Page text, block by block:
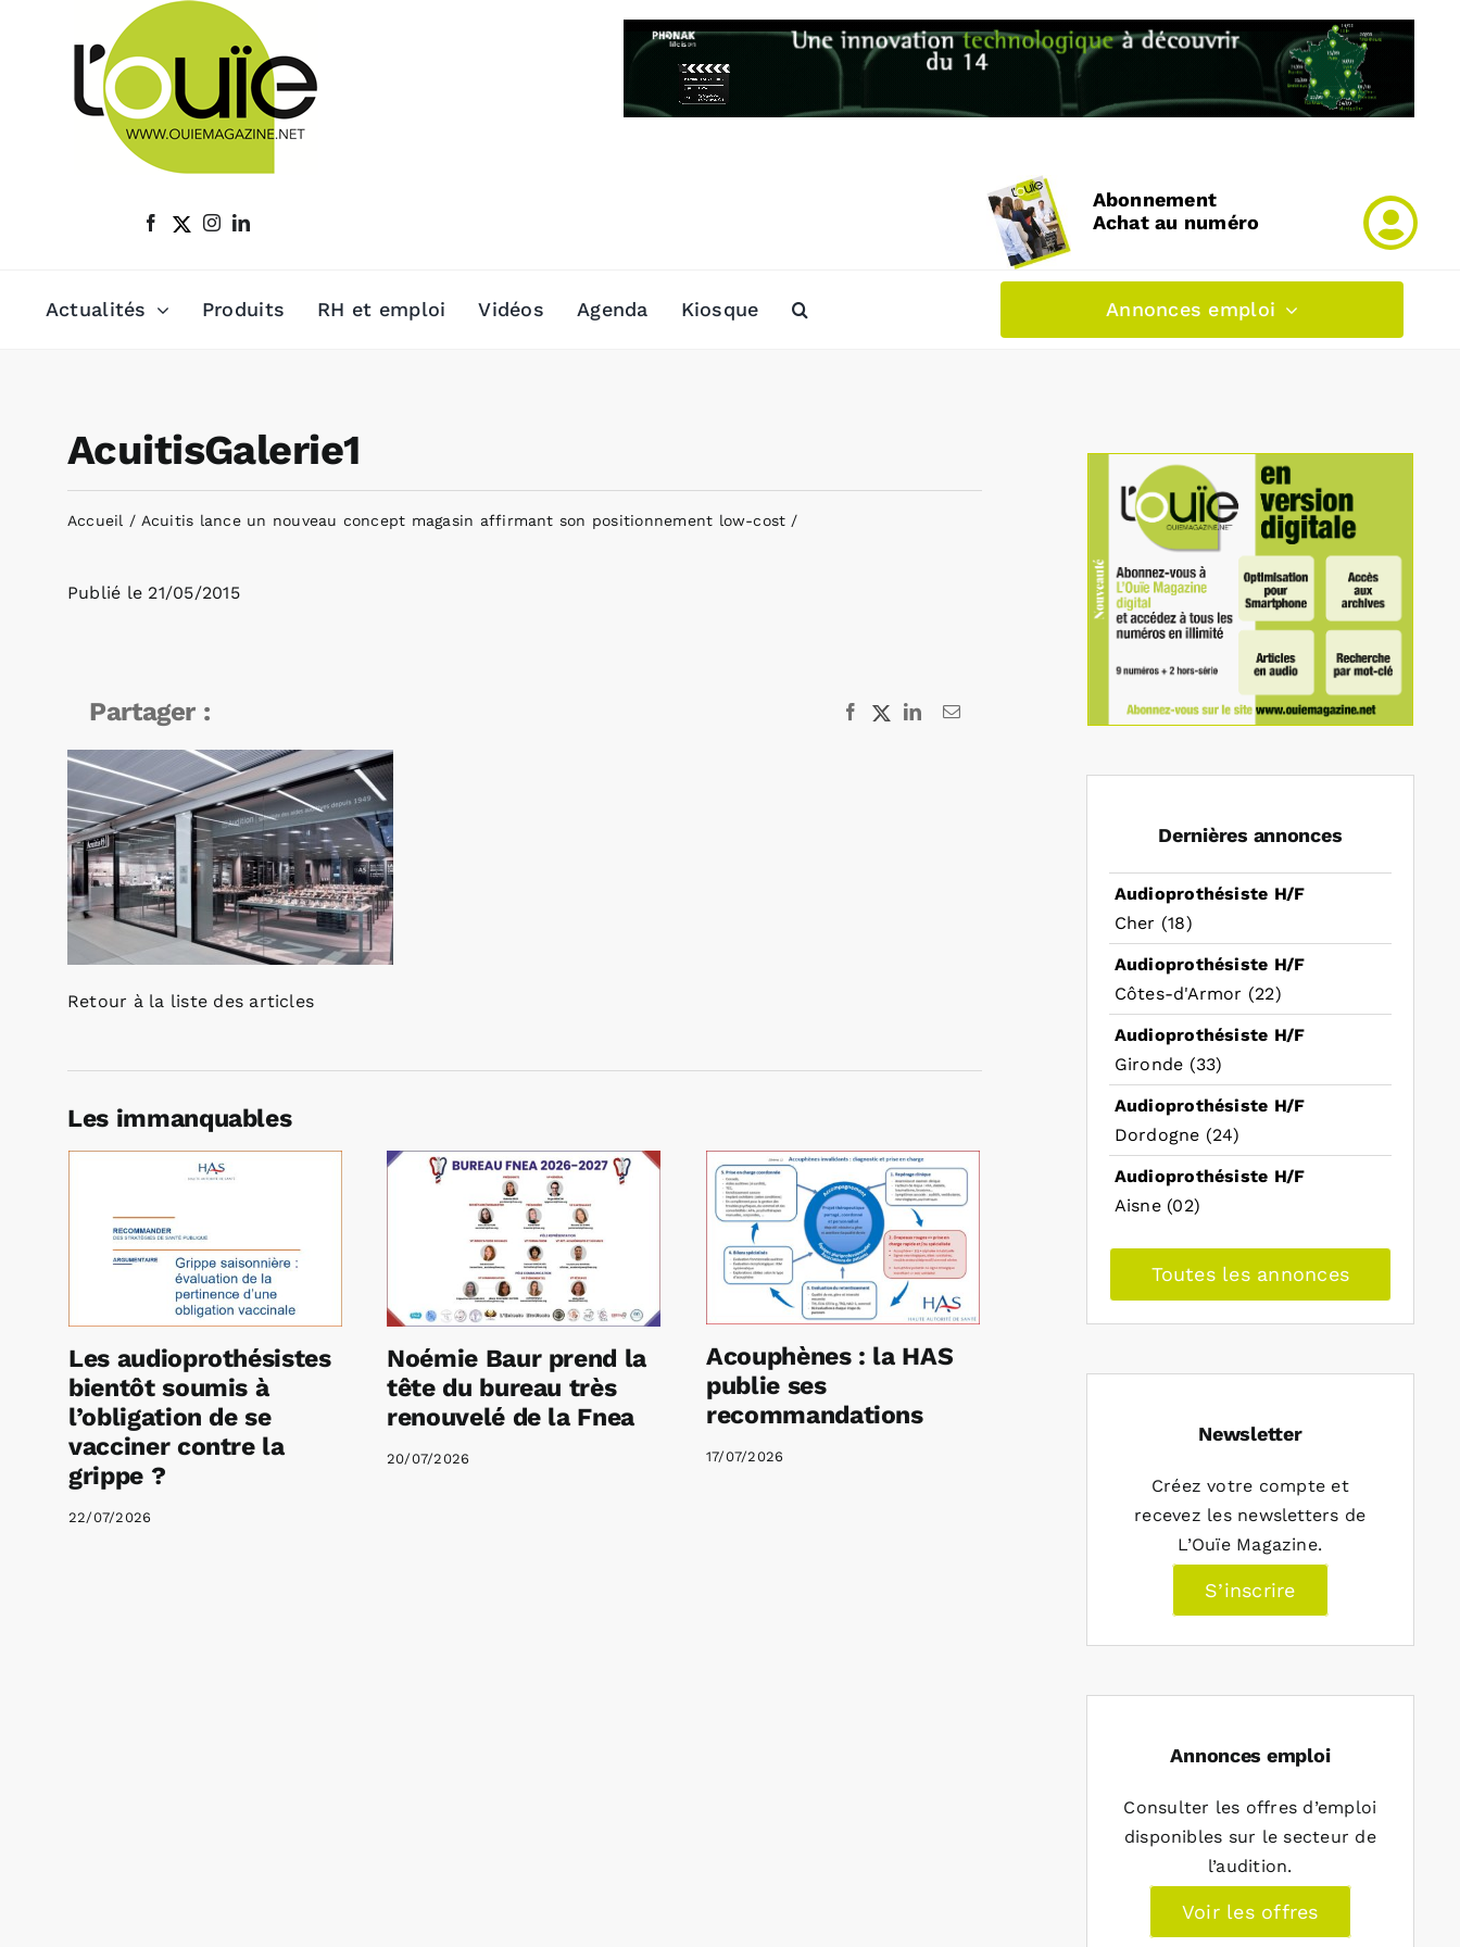
Abonnement
Achat au numéro
Actualités Produits RH et emploi Vidéos Agenda Kiosque Annonces emploi
AcuitisGalerie1
Accueil Acuitis lance un nouveau concept magasin affirmant son positionnement low-cost
Publié le 21/05/2015
Partager : Facebook
X LinkedInEmail
Retour à la liste des articles
Les immanquables
Les audioprothésistes
bientôt soumis à
l’obligation de se
vacciner contre la
grippe ?
22/07/2026
Noémie Baur prend la
tête du bureau très
renouvelé de la Fnea
20/07/2026
Acouphènes : la HAS
publie ses
recommandations
17/07/2026
Dernières annonces
Audioprothésiste H/F
Cher (18)
Audioprothésiste H/F
Côtes-d'Armor (22)
Audioprothésiste H/F
Gironde (33)
Audioprothésiste H/F
Dordogne (24)
Audioprothésiste H/F
Aisne (02)
Toutes les annonces
Newsletter
Créez votre compte et
recevez les newsletters de
L’Ouïe Magazine.
S’inscrire
Annonces emploi
Consulter les offres d’emploi
disponibles sur le secteur de
l’audition.
Voir les offres